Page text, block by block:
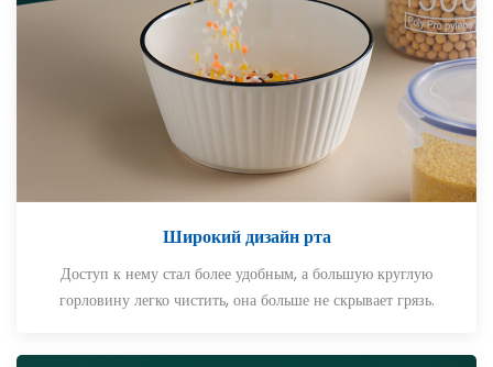
Широкий дизайн рта
Доступ к нему стал более удобным, а большую круглую
горловину легко чистить, она больше не скрывает грязь.